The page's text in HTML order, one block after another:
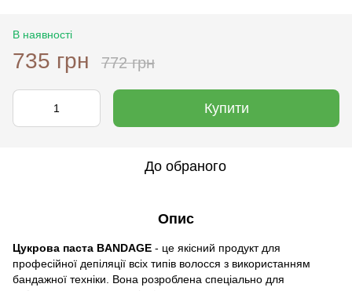
В наявності
735 грн 772 грн
Купити
До обраного
Опис
Цукрова паста BANDAGE - це якісний продукт для
професійної депіляції всіх типів волосся з використанням
бандажної техніки. Вона розроблена спеціально для